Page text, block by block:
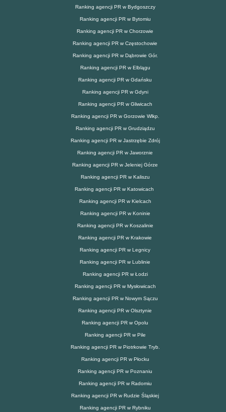
Ranking agencji PR w Bydgoszczy
Ranking agencji PR w Bytomiu
Ranking agencji PR w Chorzowie
Ranking agencji PR w Częstochowie
Ranking agencji PR w Dąbrowie Gór.
Ranking agencji PR w Elblągu
Ranking agencji PR w Gdańsku
Ranking agencji PR w Gdyni
Ranking agencji PR w Gliwicach
Ranking agencji PR w Gorzowie Wlkp.
Ranking agencji PR w Grudziądzu
Ranking agencji PR w Jastrzębie Zdrój
Ranking agencji PR w Jaworznie
Ranking agencji PR w Jeleniej Górze
Ranking agencji PR w Kaliszu
Ranking agencji PR w Katowicach
Ranking agencji PR w Kielcach
Ranking agencji PR w Koninie
Ranking agencji PR w Koszalinie
Ranking agencji PR w Krakowie
Ranking agencji PR w Legnicy
Ranking agencji PR w Lublinie
Ranking agencji PR w Łodzi
Ranking agencji PR w Mysłowicach
Ranking agencji PR w Nowym Sączu
Ranking agencji PR w Olsztynie
Ranking agencji PR w Opolu
Ranking agencji PR w Pile
Ranking agencji PR w Piotrkowie Tryb.
Ranking agencji PR w Płocku
Ranking agencji PR w Poznaniu
Ranking agencji PR w Radomiu
Ranking agencji PR w Rudzie Śląskiej
Ranking agencji PR w Rybniku